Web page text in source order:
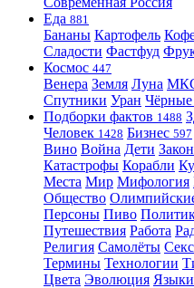
Еда 881
Бананы Картофель
Сладости Фастфуд
Космос 447
Венера Земля Луна
Спутники Уран
Подборки фактов 1488
Человек 1428 Бизнес 597
Вино Война Дети
Катастрофы Корабли
Места Мир Мифология
Общество
Персоны Пиво
Путешествия Работа
Религия Самолёты Секс
Термины Технологии
Цвета Эволюция Языки